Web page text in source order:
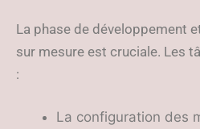
La phase de développement
sur mesure est cruciale. Les
:
La configuration des